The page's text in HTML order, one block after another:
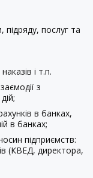
послуг та
і т.п.
з
в банках,
в банках;
підприємств:
(КВЕД, директора,